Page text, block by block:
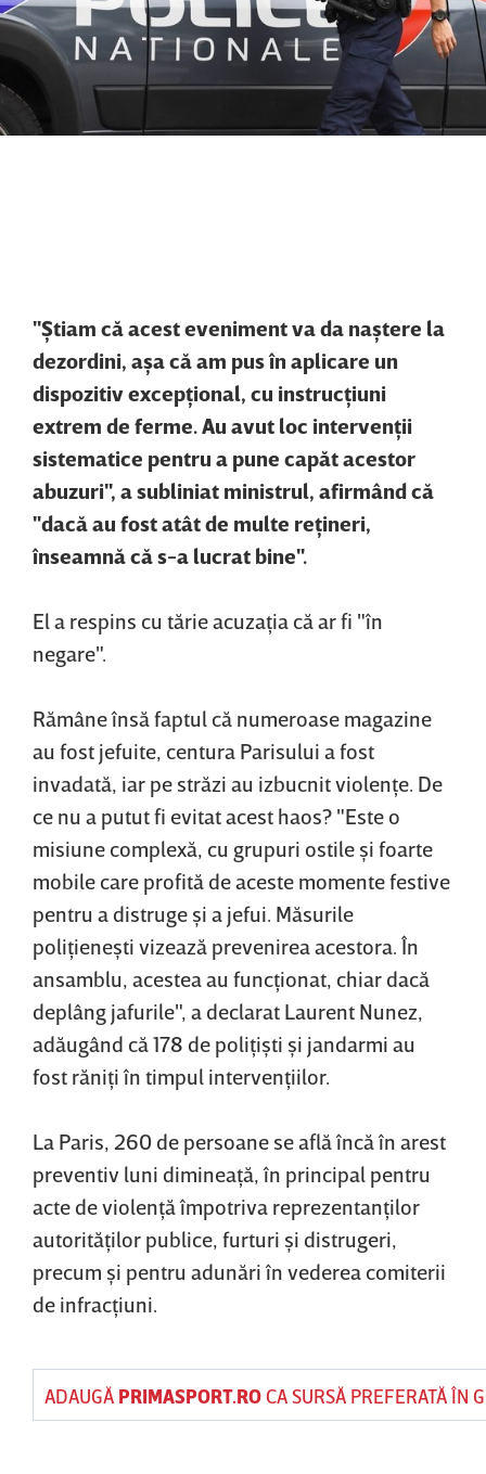
"Ştiam că acest eveniment va da naştere la
dezordini, aşa că am pus în aplicare un
dispozitiv excepţional, cu instrucţiuni
extrem de ferme. Au avut loc intervenţii
sistematice pentru a pune capăt acestor
abuzuri", a subliniat ministrul, afirmând că
"dacă au fost atât de multe reţineri,
înseamnă că s-a lucrat bine".
El a respins cu tărie acuzaţia că ar fi "în
negare".
Rămâne însă faptul că numeroase magazine
au fost jefuite, centura Parisului a fost
invadată, iar pe străzi au izbucnit violenţe. De
ce nu a putut fi evitat acest haos? "Este o
misiune complexă, cu grupuri ostile şi foarte
mobile care profită de aceste momente festive
pentru a distruge şi a jefui. Măsurile
poliţieneşti vizează prevenirea acestora. În
ansamblu, acestea au funcţionat, chiar dacă
deplâng jafurile", a declarat Laurent Nunez,
adăugând că 178 de poliţişti şi jandarmi au
fost răniţi în timpul intervenţiilor.
La Paris, 260 de persoane se află încă în arest
preventiv luni dimineaţă, în principal pentru
acte de violenţă împotriva reprezentanţilor
autorităţilor publice, furturi şi distrugeri,
precum şi pentru adunări în vederea comiterii
de infracţiuni.
ADAUGĂ PRIMASPORT.ROCA SURSĂ PREFERATĂ ÎN